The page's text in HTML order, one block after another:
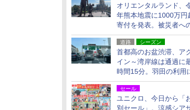
オリエンタルランド、
年熊本地震に1000万円
寄付を発表。被災者へ
活動・復旧支援
道路 シーズン
首都高のお盆渋滞、ア
イン～湾岸線は通過に
時間15分。羽田の利用
「空港西出口」の利用
セール
ユニクロ、今日から「
別セール」。涼感シア